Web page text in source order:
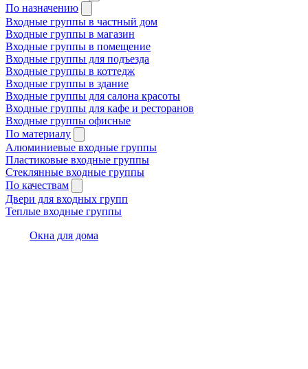
По назначению
Входные группы в частный дом
Входные группы в магазин
Входные группы в помещение
Входные группы для подъезда
Входные группы в коттедж
Входные группы в здание
Входные группы для салона красоты
Входные группы для кафе и ресторанов
Входные группы офисные
По материалу
Алюминиевые входные группы
Пластиковые входные группы
Стеклянные входные группы
По качествам
Двери для входных групп
Теплые входные группы
Окна для дома